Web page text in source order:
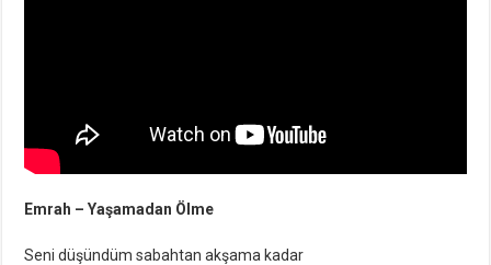
Emrah – Yaşamadan Ölme
Seni düşündüm sabahtan akşama kadar